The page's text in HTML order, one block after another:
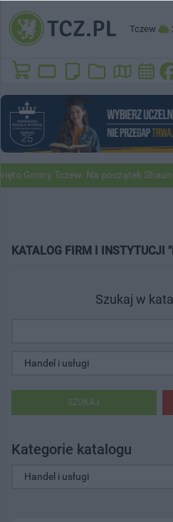
Tczew
Gminy Tczew. Na początek Shaun
KATALOG FIRM I INSTYTUCJI
Szukaj w
SZUKAJ
Kategorie katalogu